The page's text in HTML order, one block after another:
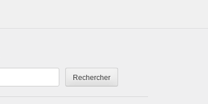
Rechercher